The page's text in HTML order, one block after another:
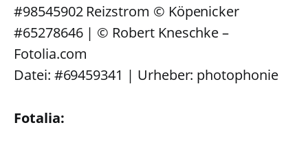
#98545902 Reizstrom © Köpenicker
#65278646 | © Robert Kneschke –
Fotolia.com
Datei: #69459341 | Urheber: photophonie
Fotalia: